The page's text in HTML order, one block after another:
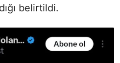
belirtildi.